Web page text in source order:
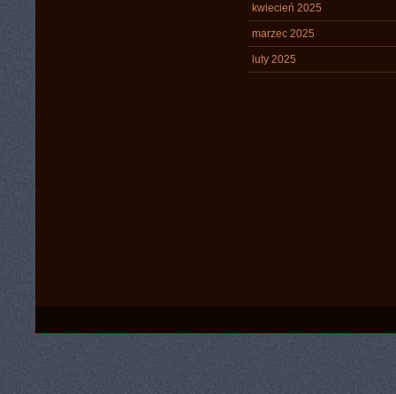
kwiecień 2025
marzec 2025
luty 2025